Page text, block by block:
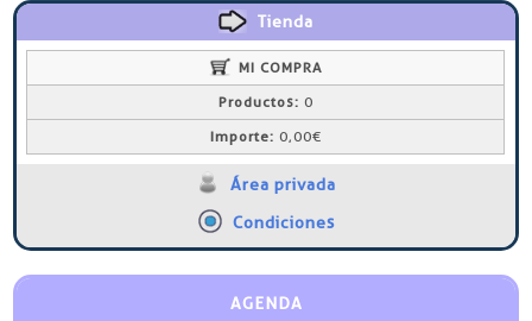
Tienda
MI COMPRA
Productos: 0
Importe: 0,00€
Área privada
Condiciones
AGENDA